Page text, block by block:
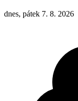
dnes, pátek 7. 8. 2026